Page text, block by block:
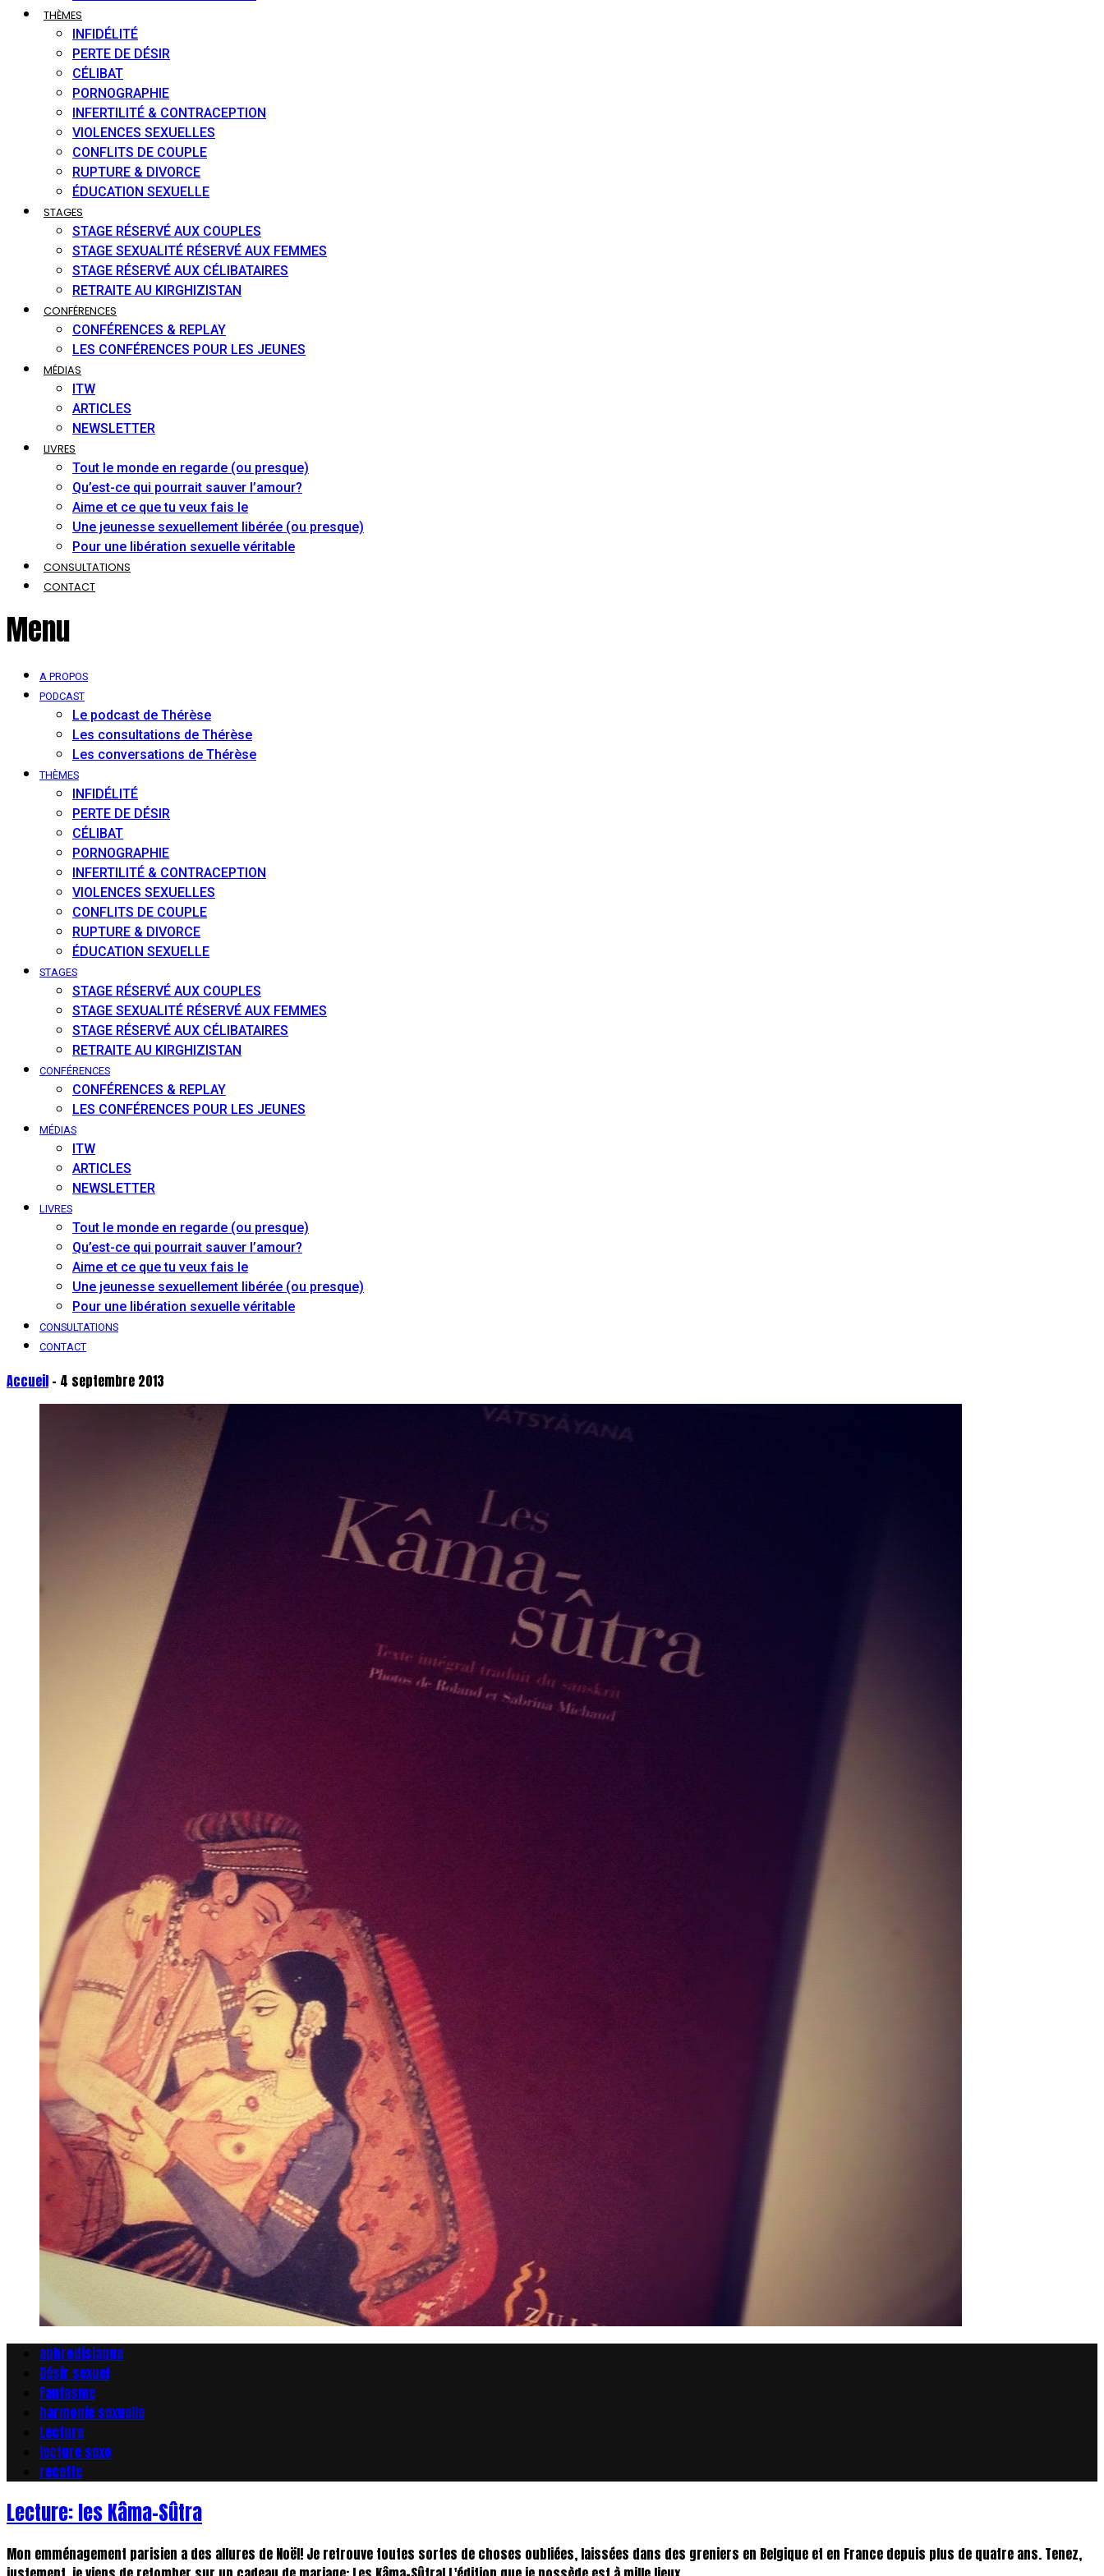
THÈMES
INFIDÉLITÉ
PERTE DE DÉSIR
CÉLIBAT
PORNOGRAPHIE
INFERTILITÉ & CONTRACEPTION
VIOLENCES SEXUELLES
CONFLITS DE COUPLE
RUPTURE & DIVORCE
ÉDUCATION SEXUELLE
STAGES
STAGE RÉSERVÉ AUX COUPLES
STAGE SEXUALITÉ RÉSERVÉ AUX FEMMES
STAGE RÉSERVÉ AUX CÉLIBATAIRES
RETRAITE AU KIRGHIZISTAN
CONFÉRENCES
CONFÉRENCES & REPLAY
LES CONFÉRENCES POUR LES JEUNES
MÉDIAS
ITW
ARTICLES
NEWSLETTER
LIVRES
Tout le monde en regarde (ou presque)
Qu’est-ce qui pourrait sauver l’amour?
Aime et ce que tu veux fais le
Une jeunesse sexuellement libérée (ou presque)
Pour une libération sexuelle véritable
CONSULTATIONS
CONTACT
Menu
A PROPOS
PODCAST
Le podcast de Thérèse
Les consultations de Thérèse
Les conversations de Thérèse
THÈMES
INFIDÉLITÉ
PERTE DE DÉSIR
CÉLIBAT
PORNOGRAPHIE
INFERTILITÉ & CONTRACEPTION
VIOLENCES SEXUELLES
CONFLITS DE COUPLE
RUPTURE & DIVORCE
ÉDUCATION SEXUELLE
STAGES
STAGE RÉSERVÉ AUX COUPLES
STAGE SEXUALITÉ RÉSERVÉ AUX FEMMES
STAGE RÉSERVÉ AUX CÉLIBATAIRES
RETRAITE AU KIRGHIZISTAN
CONFÉRENCES
CONFÉRENCES & REPLAY
LES CONFÉRENCES POUR LES JEUNES
MÉDIAS
ITW
ARTICLES
NEWSLETTER
LIVRES
Tout le monde en regarde (ou presque)
Qu’est-ce qui pourrait sauver l’amour?
Aime et ce que tu veux fais le
Une jeunesse sexuellement libérée (ou presque)
Pour une libération sexuelle véritable
CONSULTATIONS
CONTACT
Accueil - 4 septembre 2013
aphrodisiaque
Désir sexuel
Fantasme
harmonie sexuelle
Lecture
lecture sexo
recette
Lecture: les Kâma-Sûtra
Mon emménagement parisien a des allures de Noël! Je retrouve toutes sortes de choses oubliées, laissées dans des greniers en Belgique et en France depuis plus de quatre ans. Tenez,